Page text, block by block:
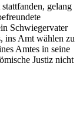
gelang
Schwiegervater
ins Amt wählen zu
Amtes in seine
Justiz nicht